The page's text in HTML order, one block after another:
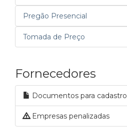
Pregão Presencial
Tomada de Preço
Fornecedores
Documentos para cadastro
Empresas penalizadas